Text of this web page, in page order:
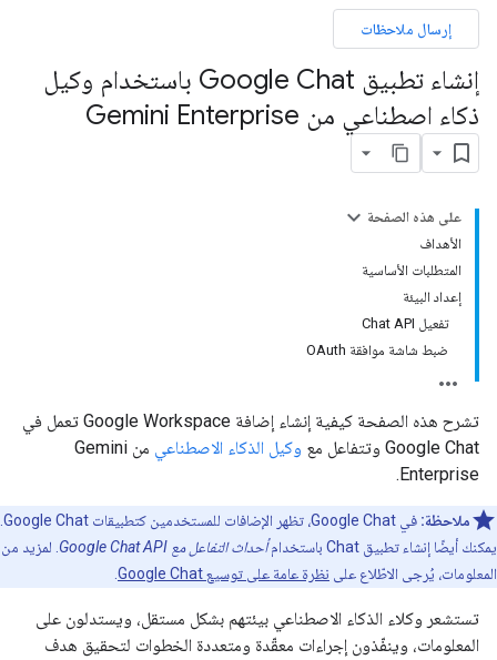
إرسال ملاحظات
إنشاء تطبيق Google Chat باستخدام وكيل
ذكاء اصطناعي من Gemini Enterprise
على هذه الصفحة
الأهداف
المتطلبات الأساسية
إعداد البيئة
تفعيل Chat API
ضبط شاشة موافقة OAuth
تشرح هذه الصفحة كيفية إنشاء إضافة Google Workspace تعمل في
Google Chat وتتفاعل مع
وكيل الذكاء الاصطناعي
من Gemini
Enterprise.
ملاحظة:
يمكنك أيضًا إنشاء تطبيق Chat باستخدام
أحداث التفاعل مع Google Chat API
. لمزيد من
المعلومات، يُرجى الاطّلاع على نظرة عامة على توسيع Google Chat
تستشعر وكلاء الذكاء الاصطناعي بيئتهم بشكل مستقل، ويستدلون على
المعلومات، وينفّذون إجراءات معقّدة ومتعددة الخطوات لتحقيق هدف